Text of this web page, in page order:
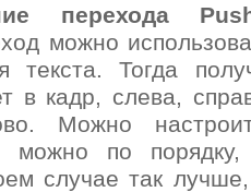
перехода
можно
Тогда
в кадр, слева,
Можно
можно по порядку,
случае так